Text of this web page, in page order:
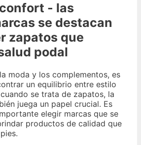
- las
se destacan
zapatos que
podal
moda y los complementos, es
un equilibrio entre estilo
se trata de zapatos, la
juega un papel crucial. Es
elegir marcas que se
productos de calidad que